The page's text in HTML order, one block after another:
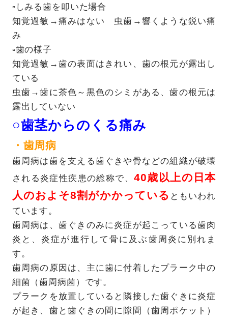
▫︎しみる歯を叩いた場合
知覚過敏→痛みはない 虫歯→響くような鋭い痛
み
▫︎歯の様子
知覚過敏→歯の表面はきれい、歯の根元が露出し
ている
虫歯→歯に茶色～黒色のシミがある、歯の根元は
露出していない
○歯茎からのくる痛み
・歯周病
歯周病は歯を支える歯ぐきや骨などの組織が破壊
される炎症性疾患の総称で、40歳以上の日本
人のおよそ8割がかかっている ともいわれ
ています。
歯周病は、歯ぐきのみに炎症が起こっている歯肉
炎と、炎症が進行して骨に及ぶ歯周炎に別れま
す。
歯周病の原因は、主に歯に付着したプラーク中の
細菌（歯周病菌）です。
プラークを放置していると隣接した歯ぐきに炎症
が起き、歯と歯ぐきの間に隙間（歯周ポケット）